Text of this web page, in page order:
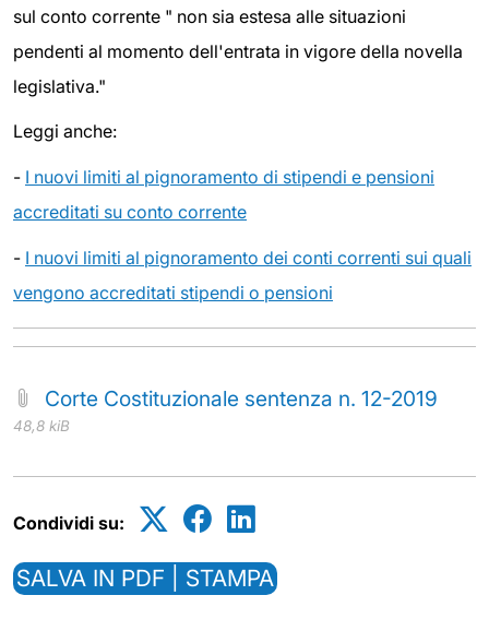
sul conto corrente " non sia estesa alle situazioni
pendenti al momento dell'entrata in vigore della novella
legislativa."
Leggi anche:
- I nuovi limiti al pignoramento di stipendi e pensioni
accreditati su conto corrente
- I nuovi limiti al pignoramento dei conti correnti sui quali
vengono accreditati stipendi o pensioni
Corte Costituzionale sentenza n. 12-2019
48,8 kiB
Condividi su:
SALVA IN PDF | STAMPA